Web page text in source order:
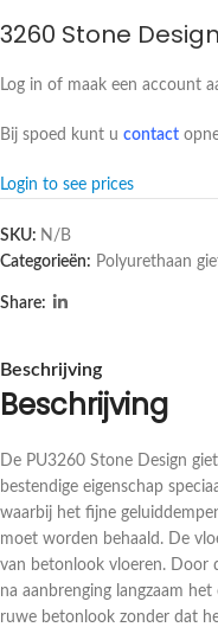
3260 Stone
Log in of maak een account
Bij spoed kunt u contact
Login to see prices
SKU: N/B
Categorieën: Polyurethaan
Share:
Beschrijving
Beschrijving
De PU3260 Stone Design
bestendige eigenschap
waarbij het fijne
moet worden behaald. De
van betonlook vloeren. Door
na aanbrenging langzaam
ruwe betonlook zonder dat